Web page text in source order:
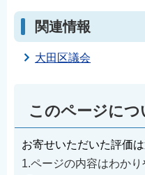
関連情報
大田区議会
このページにつ
お寄せいただいた評価
1.ページの内容はわか